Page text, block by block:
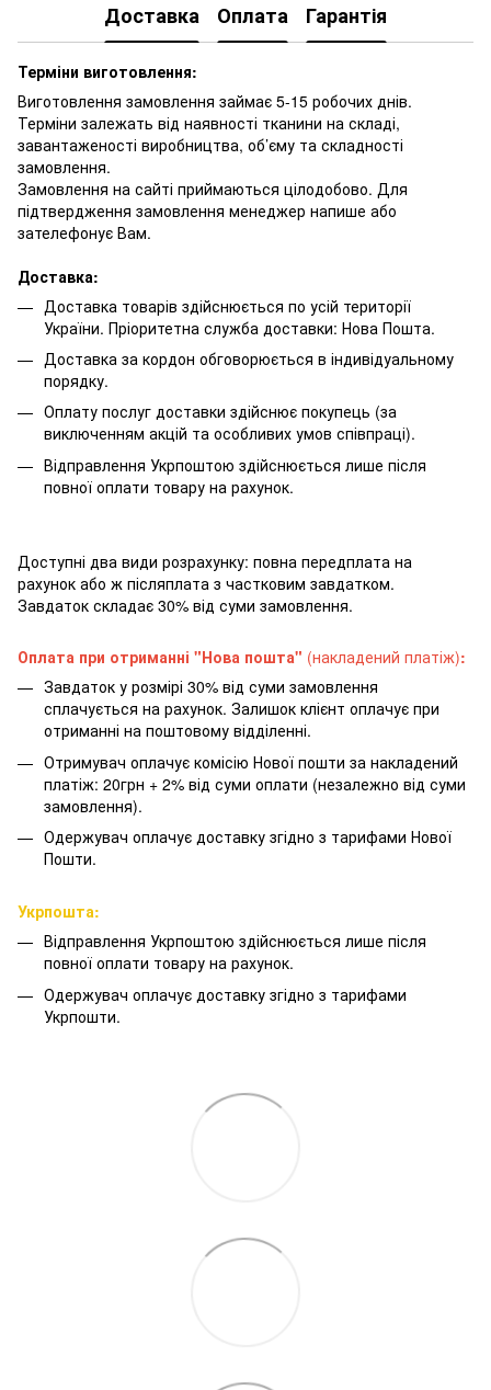
Доставка Оплата Гарантія
Терміни виготовлення:
Виготовлення замовлення займає 5-15 робочих днів.
Терміни залежать від наявності тканини на складі,
завантаженості виробництва, об’єму та складності
замовлення.
Замовлення на сайті приймаються цілодобово. Для
підтвердження замовлення менеджер напише або
зателефонує Вам.
Доставка:
Доставка товарів здійснюється по усій території
України. Пріоритетна служба доставки: Нова Пошта.
Доставка за кордон обговорюється в індивідуальному
порядку.
Оплату послуг доставки здійснює покупець (за
виключенням акцій та особливих умов співпраці).
Відправлення Укрпоштою здійснюється лише після
повної оплати товару на рахунок.
Доступні два види розрахунку: повна передплата на
рахунок або ж післяплата з частковим завдатком.
Завдаток складає 30% від суми замовлення.
Оплата при отриманні "Нова пошта" (накладений платіж):
Завдаток у розмірі 30% від суми замовлення
сплачується на рахунок. Залишок клієнт оплачує при
отриманні на поштовому відділенні.
Отримувач оплачує комісію Нової пошти за накладений
платіж: 20грн + 2% від суми оплати (незалежно від суми
замовлення).
Одержувач оплачує доставку згідно з тарифами Нової
Пошти.
Укрпошта:
Відправлення Укрпоштою здійснюється лише після
повної оплати товару на рахунок.
Одержувач оплачує доставку згідно з тарифами
Укрпошти.